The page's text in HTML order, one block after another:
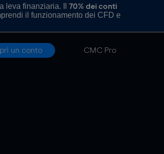
leva finanziaria. Il 70% dei conti
il funzionamento dei CFD e
un conto CMC Pro